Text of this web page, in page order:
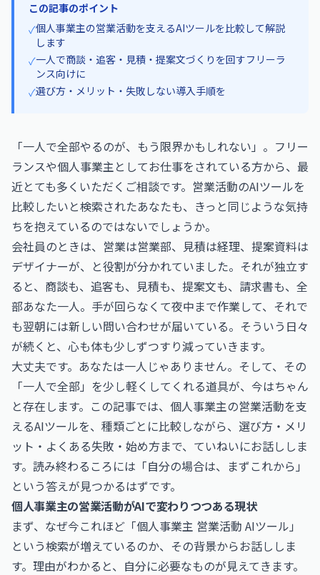
この記事のポイント
✓個人事業主の営業活動を支えるAIツールを比較して解説
します
✓一人で商談・追客・見積・提案文づくりを回すフリーラ
ンス向けに
✓選び方・メリット・失敗しない導入手順を
「一人で全部やるのが、もう限界かもしれない」。フリー
ランスや個人事業主としてお仕事をされている方から、最
近とても多くいただくご相談です。営業活動のAIツールを
比較したいと検索されたあなたも、きっと同じような気持
ちを抱えているのではないでしょうか。
会社員のときは、営業は営業部、見積は経理、提案資料は
デザイナーが、と役割が分かれていました。それが独立す
ると、商談も、追客も、見積も、提案文も、請求書も、全
部あなた一人。手が回らなくて夜中まで作業して、それで
も翌朝には新しい問い合わせが届いている。そういう日々
が続くと、心も体も少しずつすり減っていきます。
大丈夫です。あなたは一人じゃありません。そして、その
「一人で全部」を少し軽くしてくれる道具が、今はちゃん
と存在します。この記事では、個人事業主の営業活動を支
えるAIツールを、種類ごとに比較しながら、選び方・メリ
ット・よくある失敗・始め方まで、ていねいにお話ししま
す。読み終わるころには「自分の場合は、まずこれから」
という答えが見つかるはずです。
個人事業主の営業活動がAIで変わりつつある現状
まず、なぜ今これほど「個人事業主 営業活動 AIツール」
という検索が増えているのか、その背景からお話ししま
す。理由がわかると、自分に必要なものが見えてきます。